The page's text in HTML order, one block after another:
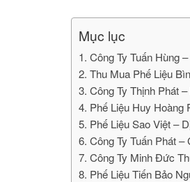
Mục lục
1. Công Ty Tuấn Hùng
2. Thu Mua Phế Liệu
3. Công Ty Thịnh Phát
4. Phế Liệu Huy Hoàng
5. Phế Liệu Sao Việt –
6. Công Ty Tuấn Phát
7. Công Ty Minh Đức
8. Phế Liệu Tiến Bảo